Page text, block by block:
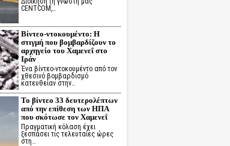
CENTCOM,…
Βίντεο-ντοκουμέντο: Η
στιγμή που βομβαρδίζουν το
αρχηγείο του Χαμενεΐ στο
Ιράν
Ένα βίντεο-ντοκουμέντο από τον
χθεσινό βομβαρδισμό
κατευθείαν στην…
Το βίντεο 33 δευτερολέπτων
από την επίθεση των ΗΠΑ
που σκότωσε τον Χαμενεΐ
Πραγματική κόλαση έχει
ξεσπάσει τις τελευταίες ώρες
στη…